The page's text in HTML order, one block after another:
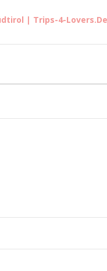
| Trips-4-Lovers.de